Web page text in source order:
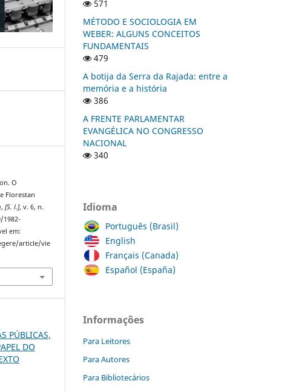
O
Florestan
,[S. l.], v. 6, n.
1982-
em:
article/vie
PÚBLICAS,
DO
571
MÉTODO E SOCIOLOGIA EM
WEBER: ALGUNS CONCEITOS
FUNDAMENTAIS
479
A botija da Serra da Rajada: entre a
memória e a história
386
A FRENTE PARLAMENTAR
EVANGÉLICA NO CONGRESSO
NACIONAL
340
Idioma
Português (Brasil)
English
Français (Canada)
Español (España)
Informações
Para Leitores
Para Autores
Para Bibliotecários